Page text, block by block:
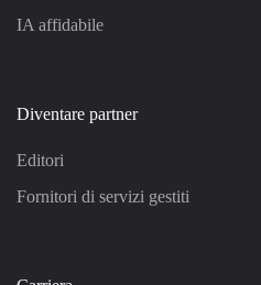
IA affidabile
Diventare partner
Editori
Fornitori di servizi gestiti